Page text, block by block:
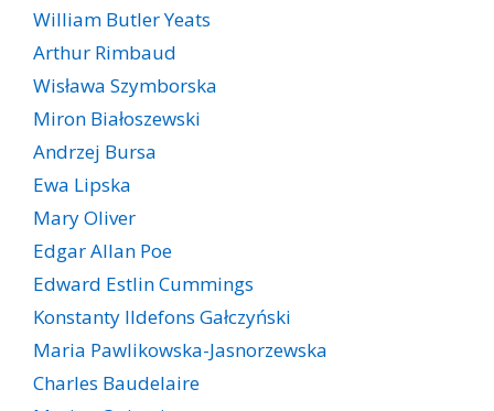
William Butler Yeats
Arthur Rimbaud
Wisława Szymborska
Miron Białoszewski
Andrzej Bursa
Ewa Lipska
Mary Oliver
Edgar Allan Poe
Edward Estlin Cummings
Konstanty Ildefons Gałczyński
Maria Pawlikowska-Jasnorzewska
Charles Baudelaire